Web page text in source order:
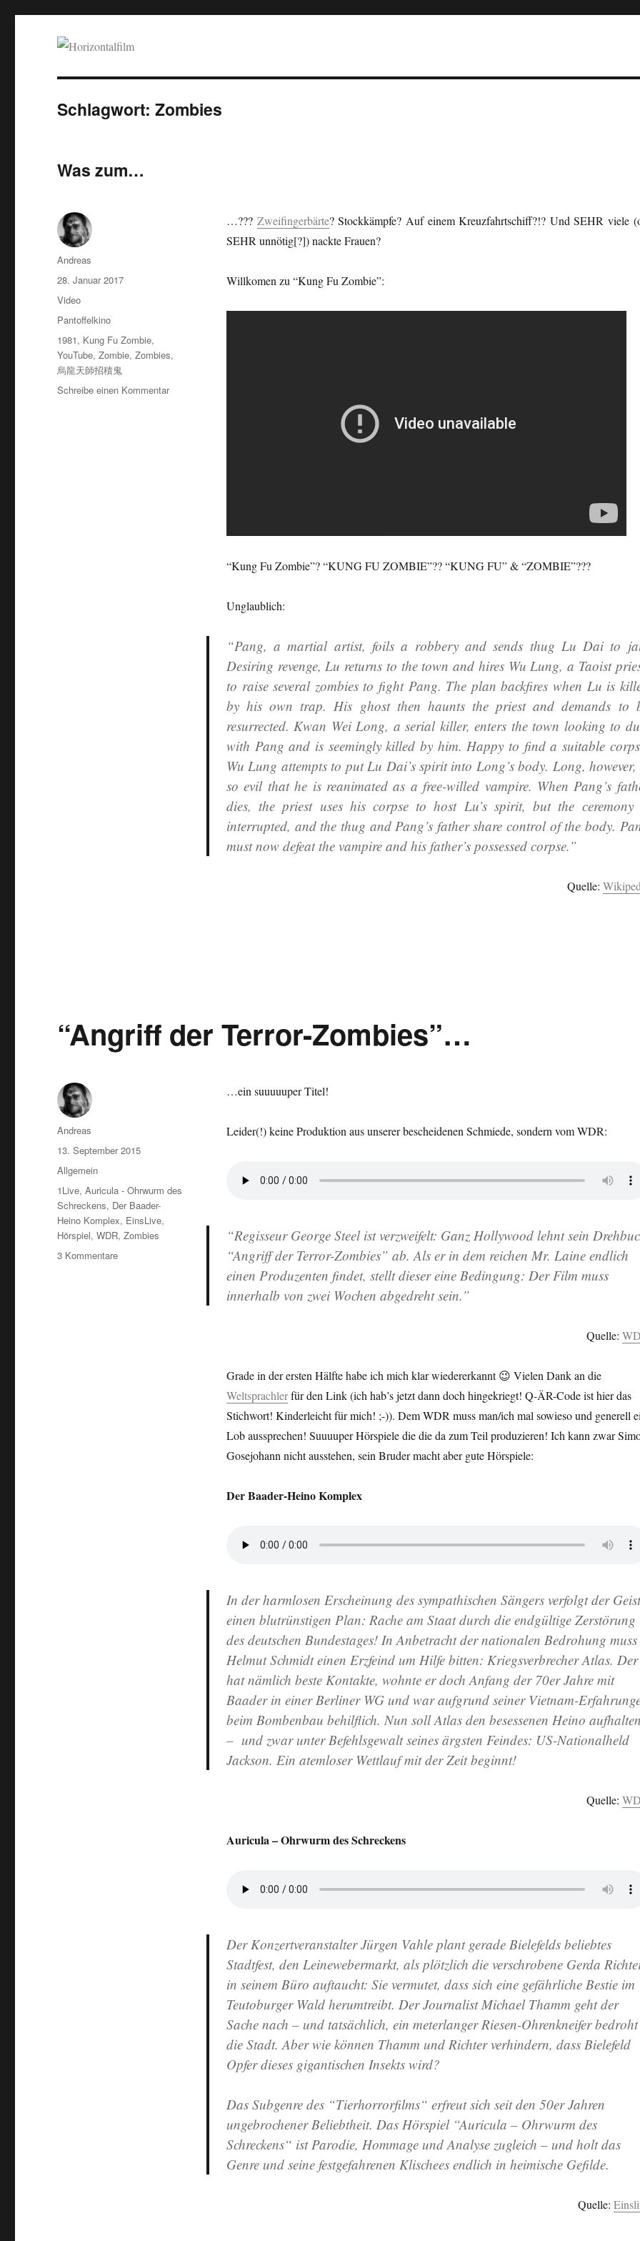
Schlagwort:Zombies
Was zum…
…??? Zweifingerbärte? Stockkämpfe? Auf einem Kreuzfahrtschiff?!? Und SEHR viele
SEHR unnötig[?]) nackte Frauen?
Willkomen zu “Kung Fu Zombie”:
“Kung Fu Zombie”? “KUNG FU ZOMBIE”?? “KUNG FU” & “ZOMBIE”???
Unglaublich:
“Pang, a martial artist, foils a robbery and sends thug Lu Dai to
Desiring revenge, Lu returns to the town and hires Wu Lung, a Taoist
to raise several zombies to fight Pang. The plan backfires when Lu is
by his own trap. His ghost then haunts the priest and demands to
resurrected. Kwan Wei Long, a serial killer, enters the town looking to
with Pang and is seemingly killed by him. Happy to find a suitable
Wu Lung attempts to put Lu Dai’s spirit into Long’s body. Long, however,
so evil that he is reanimated as a free-willed vampire. When Pang’s
dies, the priest uses his corpse to host Lu’s spirit, but the ceremony
interrupted, and the thug and Pang’s father share control of the body.
must now defeat the vampire and his father’s possessed corpse.”
Quelle:
Autor
Andreas
Veröffentlicht
am
28. Januar 2017
Format
Video
Kategorien
Pantoffelkino
Schlagwörter
1981, Kung Fu Zombie,
YouTube,Zombie,Zombies,
烏龍天師招積鬼
Schreibe einen Kommentarzu
“Angriff der Terror-Zombies”…
…ein suuuuuper Titel!
Leider(!) keine Produktion aus unserer bescheidenen Schmiede, sondern vom WDR:
“Regisseur George Steel ist verzweifelt: Ganz Hollywood lehnt sein
“Angriff der Terror-Zombies” ab. Als er in dem reichen Mr. Laine endlich
einen Produzenten findet, stellt dieser eine Bedingung: Der Film muss
innerhalb von zwei Wochen abgedreht sein.”
Quelle:
Grade in der ersten Hälfte habe ich mich klar wiedererkannt 😉 Vielen Dank an die
Weltsprachlerfür den Link (ich hab’s jetzt dann doch hingekriegt! Q-ÄR-Code ist hier das
Stichwort! Kinderleicht für mich! ;-)). Dem WDR muss man/ich mal sowieso und generell
Lob aussprechen! Suuuuper Hörspiele die die da zum Teil produzieren! Ich kann zwar
Gosejohann nicht ausstehen, sein Bruder macht aber gute Hörspiele:
Der Baader-Heino Komplex
In der harmlosen Erscheinung des sympathischen Sängers verfolgt der Geist
einen blutrünstigen Plan: Rache am Staat durch die endgültige Zerstörung
des deutschen Bundestages! In Anbetracht der nationalen Bedrohung muss
Helmut Schmidt einen Erzfeind um Hilfe bitten: Kriegsverbrecher Atlas. Der
hat nämlich beste Kontakte, wohnte er doch Anfang der 70er Jahre mit
Baader in einer Berliner WG und war aufgrund seiner Vietnam-
beim Bombenbau behilflich. Nun soll Atlas den besessenen Heino
– und zwar unter Befehlsgewalt seines ärgsten Feindes: US-Nationalheld
Jackson. Ein atemloser Wettlauf mit der Zeit beginnt!
Quelle:
Auricula – Ohrwurm des Schreckens
Der Konzertveranstalter Jürgen Vahle plant gerade Bielefelds beliebtes
Stadtfest, den Leinewebermarkt, als plötzlich die verschrobene Gerda
in seinem Büro auftaucht: Sie vermutet, dass sich eine gefährliche Bestie im
Teutoburger Wald herumtreibt. Der Journalist Michael Thamm geht der
Sache nach – und tatsächlich, ein meterlanger Riesen-Ohrenkneifer bedroht
die Stadt. Aber wie können Thamm und Richter verhindern, dass Bielefeld
Opfer dieses gigantischen Insekts wird?
Das Subgenre des “Tierhorrorfilms“ erfreut sich seit den 50er Jahren
ungebrochener Beliebtheit. Das Hörspiel “Auricula – Ohrwurm des
Schreckens“ ist Parodie, Hommage und Analyse zugleich – und holt das
Genre und seine festgefahrenen Klischees endlich in heimische Gefilde.
Quelle:
Autor
Andreas
Veröffentlicht
am
13. September 2015
Kategorien
Allgemein
Schlagwörter
1Live,Auricula - Ohrwurm des
Schreckens, Der Baader-
Heino Komplex, EinsLive,
Hörspiel,WDR,Zombies
3 Kommentarezu